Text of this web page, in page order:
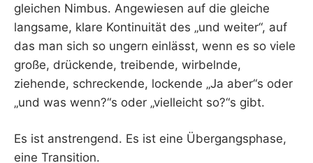
gleichen Nimbus. Angewiesen auf die gleiche
langsame, klare Kontinuität des „und weiter“, auf
das man sich so ungern einlässt, wenn es so viele
große, drückende, treibende, wirbelnde,
ziehende, schreckende, lockende „Ja aber“s oder
„und was wenn?“s oder „vielleicht so?“s gibt.
Es ist anstrengend. Es ist eine Übergangsphase,
eine Transition.